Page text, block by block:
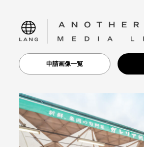
language
申請画像一覧